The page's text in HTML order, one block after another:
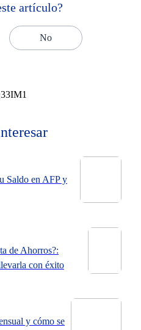
artículo?
No
Saldo en AFP y
de Ahorros?:
con éxito
y cómo se